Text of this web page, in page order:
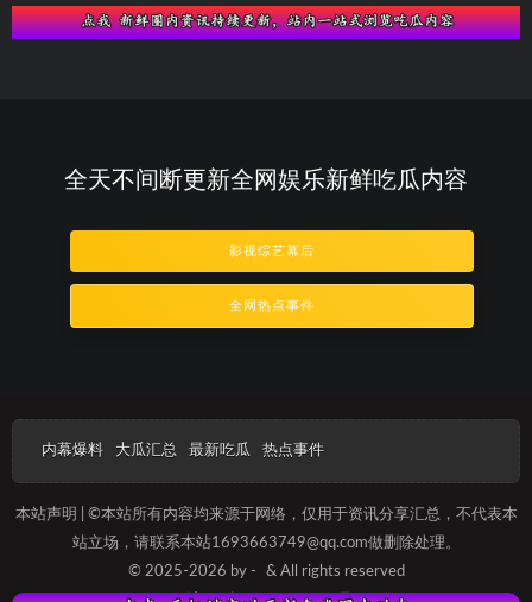
全天不间断更新全网娱乐新鲜吃瓜内容
影视综艺幕后
全网热点事件
内幕爆料 大瓜汇总 最新吃瓜 热点事件
本站声明 | ©本站所有内容均来源于网络，仅用于资讯分享汇总，不代表本
站立场，请联系本站1693663749@qq.com做删除处理。
© 2025-2026 by -
& All rights reserved